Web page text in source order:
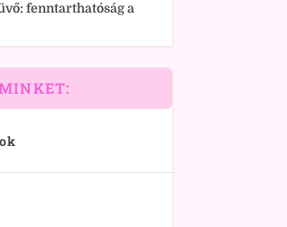
fenntarthatóság a